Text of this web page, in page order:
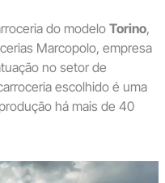
do modelo Torino,
Marcopolo, empresa
no setor de
escolhido é uma
há mais de 40